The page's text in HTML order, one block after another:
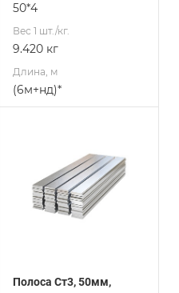
50*4
Вес 1 шт./кг.
9.420 кг
Длина, м
(6м+нд)*
Полоса Ст3, 50мм,